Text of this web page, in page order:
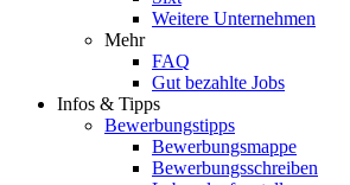
Weitere Unternehmen
Mehr
FAQ
Gut bezahlte Jobs
Infos & Tipps
Bewerbungstipps
Bewerbungsmappe
Bewerbungsschreiben